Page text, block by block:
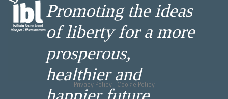
Promoting the ideas
of liberty for a more
prosperous,
healthier and
Privacy Policy- Cookie Policy